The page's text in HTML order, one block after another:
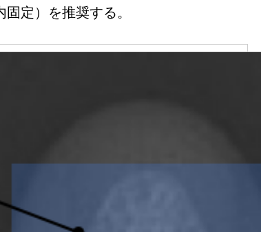
定）を推奨する。